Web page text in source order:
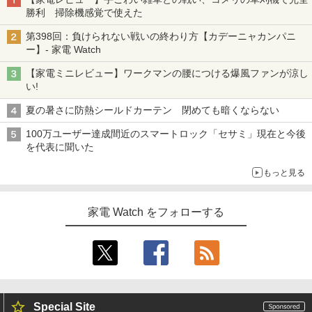
勝利 掃除機感覚で使えた
第398回：負けられない戦いの終わり方【カデーニャカンパニ
ー】- 家電 Watch
【家電ミニレビュー】ワークマンの腰につける爆風ファンが涼し
い!
夏の暑さに防熱シールドカーテン 閉めても暗くならない
100万ユーザー達成間近のスマートロック「セサミ」現在と今後
を代表に聞いた
もっと見る
家電 Watch をフォローする
Special Site